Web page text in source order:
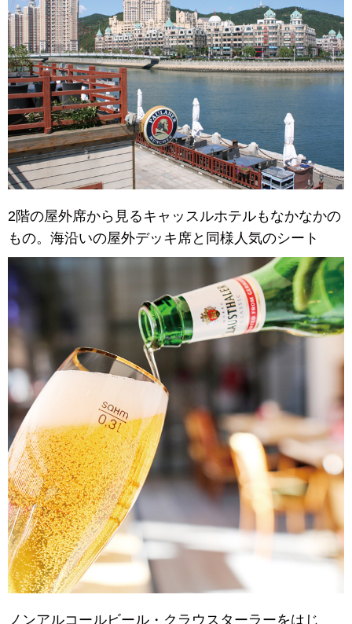
2階の屋外席から見るキャッスルホテルもなかなかの
もの。海沿いの屋外デッキ席と同様人気のシート
ノンアルコールビール・クラウスターラーをはじ